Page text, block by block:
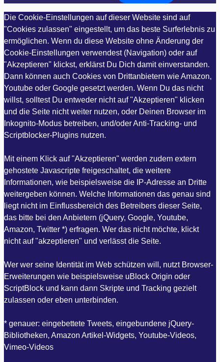
Die Cookie-Einstellungen auf dieser Website sind auf
"Cookies zulassen" eingestellt, um das beste Surferlebnis zu
ermöglichen. Wenn du diese Website ohne Änderung der
Cookie-Einstellungen verwendest (Navigation) oder auf
"Akzeptieren" klickst, erklärst Du Dich damit einverstanden.
Dann können auch Cookies von Drittanbietern wie Amazon,
Youtube oder Google gesetzt werden. Wenn Du das nicht
willst, solltest Du entweder nicht auf "Akzeptieren" klicken
und die Seite nicht weiter nutzen, oder Deinen Browser im
Inkognito-Modus betreiben, und/oder Anti-Tracking- und
Scriptblocker-Plugins nutzen.
Mit einem Klick auf "Akzeptieren" werden zudem extern
gehostete Javascripte freigeschaltet, die weitere
Informationen, wie beispielsweise die IP-Adresse an Dritte
weitergeben können. Welche Informationen das genau sind
liegt nicht im Einflussbereich des Betreibers dieser Seite,
das bitte bei den Anbietern (jQuery, Google, Youtube,
Amazon, Twitter *) erfragen. Wer das nicht möchte, klickt
nicht auf "akzeptieren" und verlässt die Seite.
Wer wer seine Identität im Web schützen will, nutzt Browser-
Erweiterungen wie beispielsweise uBlock Origin oder
ScriptBlock und kann dann Skripte und Tracking gezielt
zulassen oder eben unterbinden.
* genauer: eingebettete Tweets, eingebundene jQuery-
Bibliotheken, Amazon Artikel-Widgets, Youtube-Videos,
Vimeo-Videos